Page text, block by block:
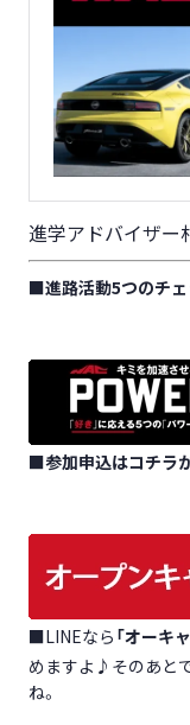
進学アドバイザー
■進路活動5つのチ
■参加申込はコチラ
■LINEなら 「オーキ
めますよ♪そのあと
ね。